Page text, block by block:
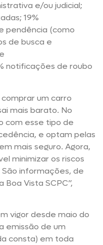
e/ou judicial;
19%
pendência (como
de busca e
notificações de roubo
um carro
mais barato. No
com esse tipo de
e optam pelas
mais seguro. Agora,
minimizar os riscos
informações, de
Vista SCPC”,
vigor desde maio do
emissão de um
consta) em toda